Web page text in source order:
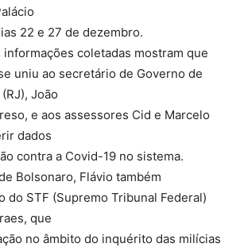
22 e 27 de dezembro.
informações coletadas mostram que
uniu ao secretário de Governo de
João
e aos assessores Cid e Marcelo
dados
contra a Covid-19 no sistema.
Bolsonaro, Flávio também
do STF (Supremo Tribunal Federal)
que
no âmbito do inquérito das milícias